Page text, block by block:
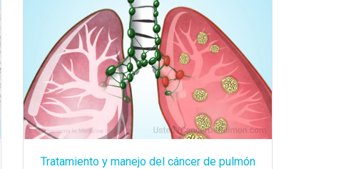
Tratamiento y manejo del cáncer de pulmón